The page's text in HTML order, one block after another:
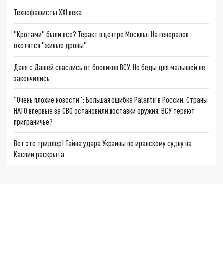
Технофашисты XXI века
"Кротами" были все? Теракт в центре Москвы: На генералов
охотятся "живые дроны"
Даня с Дашей спаслись от боевиков ВСУ. Но беды для малышей не
закончились
"Очень плохие новости": Большая ошибка Palantir в России. Страны
НАТО впервые за СВО остановили поставки оружия. ВСУ теряют
приграничье?
Вот это триллер! Тайна удара Украины по иранскому судну на
Каспии раскрыта